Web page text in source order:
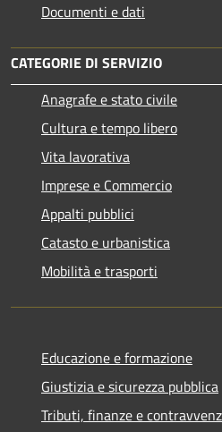
Documenti e dati
CATEGORIE DI SERVIZIO
Anagrafe e stato civile
Cultura e tempo libero
Vita lavorativa
Imprese e Commercio
Appalti pubblici
Catasto e urbanistica
Mobilità e trasporti
Educazione e formazione
Giustizia e sicurezza pubblica
Tributi, finanze e